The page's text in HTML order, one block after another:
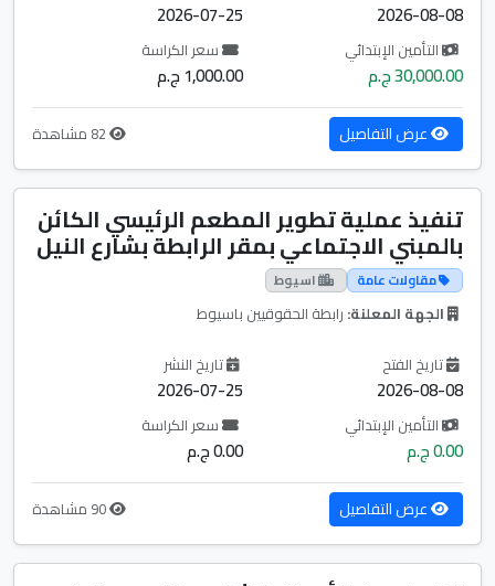
2026-08-08
2026-07-25
التأمين الإبتدائي
30,000.00 ج.م
سعر الكراسة
1,000.00 ج.م
عرض التفاصيل
تنفيذ عملية تطوير المطعم الرئيسي الكائن
بالمبني الاجتماعي بمقر الرابطة بشارع النيل
مقاولات عامة اسيوط
الجهة المعلنة: رابطة الحقوقيين باسيوط
تاريخ الفتح
2026-08-08
تاريخ النشر
2026-07-25
التأمين الإبتدائي
0.00 ج.م
سعر الكراسة
0.00 ج.م
عرض التفاصيل